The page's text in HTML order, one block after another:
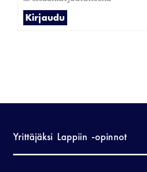
Kirjaudu
Yrittäjäksi Lappiin -opinnot